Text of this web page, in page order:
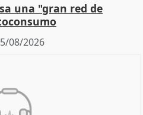
una "gran red de
08/2026